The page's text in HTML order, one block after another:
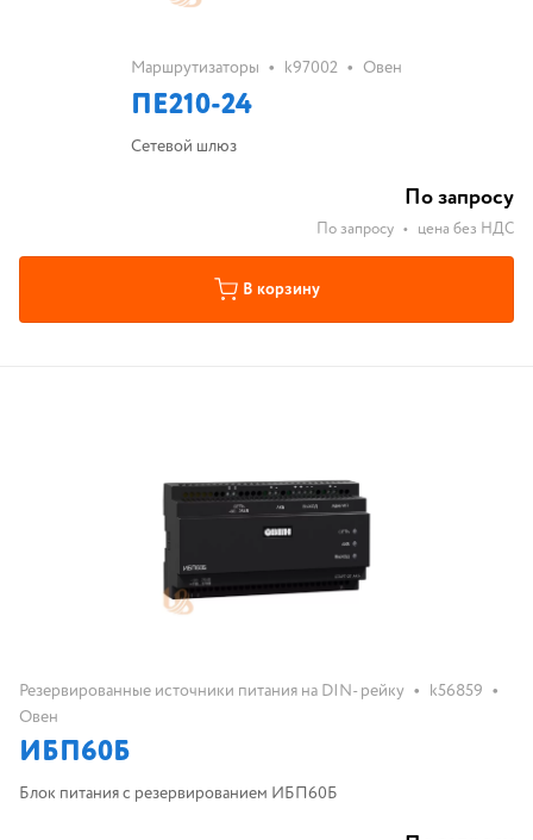
Маршрутизаторы • k97002 • Овен
ПЕ210-24
Сетевой шлюз
По запросу
По запросу • цена без НДС
В корзину
Резервированные источники питания на DIN- рейку • k56859 •
Овен
ИБП60Б
Блок питания с резервированием ИБП60Б